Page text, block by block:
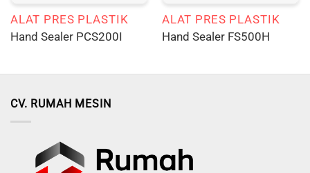
ALAT PRES PLASTIK
Hand Sealer PCS200I
ALAT PRES PLASTIK
Hand Sealer FS500H
CV. RUMAH MESIN